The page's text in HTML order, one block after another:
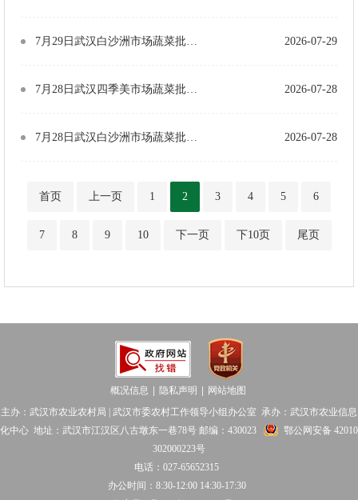
2026-07-29
2026-07-28
2026-07-28
首页 上一页 1 2 3 4 5 6
7 8 9 10 下一页 下10页 尾页
概况信息 隐私声明
网站地图
主办：武汉市农业农村局 | 武汉市委农村工作领导小组办公室 承办：武汉市农业信息
化中心 地址：武汉市江汉区八古墩东一巷78号 邮编：430023
鄂公网安备 42010
302000223号
电话：027-65652315
办公时间：8:30-12:00 14:30-17:30